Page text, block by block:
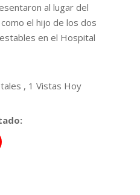
al lugar del
el hijo de los dos
en el Hospital
, 1 Vistas Hoy